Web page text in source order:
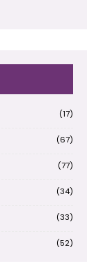
(17)
(67)
(77)
(34)
(33)
(52)